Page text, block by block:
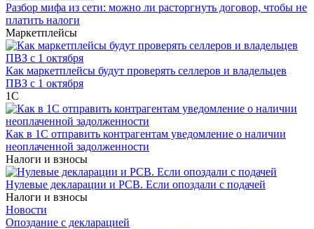
Разбор мифа из сети: можно ли расторгнуть договор, чтобы не
платить налоги
Маркетплейсы
Как маркетплейсы будут проверять селлеров и владельцев
ПВЗ с 1 октября
1С
Как в 1С отправить контрагентам уведомление о наличии
неоплаченной задолженности
Налоги и взносы
Нулевые декларации и РСВ. Если опоздали с подачей
Налоги и взносы
Новости
Опоздание с декларацией